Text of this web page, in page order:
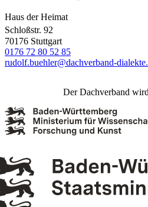
Haus der Heimat
Schloßstr. 92
70176 Stuttgart
0176 72 80 52 85
rudolf.buehler@dachverband-
Der Dachverband